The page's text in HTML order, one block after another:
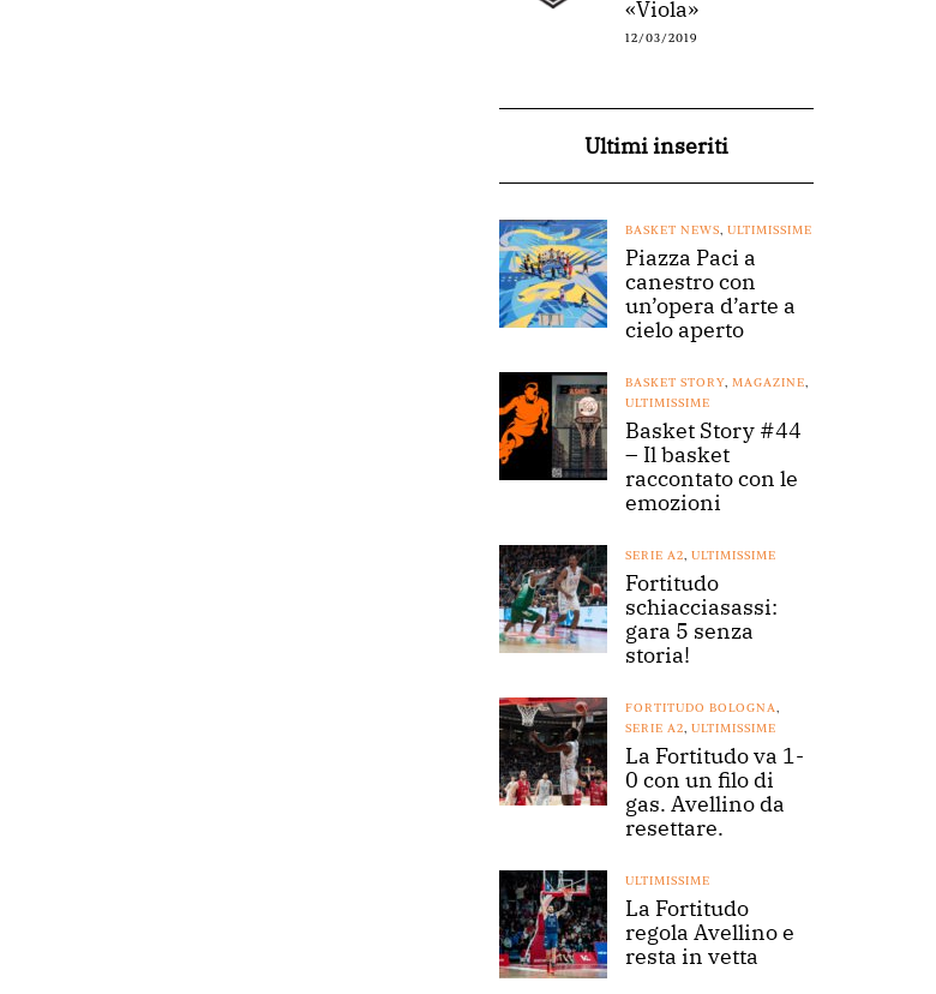
«Viola»
12/03/2019
Ultimi inseriti
BASKET NEWS, ULTIMISSIME
Piazza Paci a
canestro con
un’opera d’arte a
cielo aperto
BASKET STORY, MAGAZINE,
ULTIMISSIME
Basket Story #44
– Il basket
raccontato con le
emozioni
SERIE A2, ULTIMISSIME
Fortitudo
schiacciasassi:
gara 5 senza
storia!
FORTITUDO BOLOGNA,
SERIE A2, ULTIMISSIME
La Fortitudo va 1-
0 con un filo di
gas. Avellino da
resettare.
ULTIMISSIME
La Fortitudo
regola Avellino e
resta in vetta